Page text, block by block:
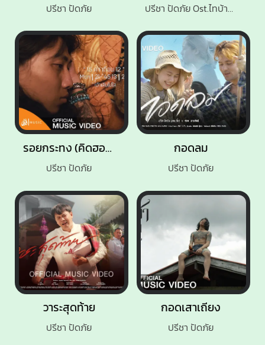
กอดเสาเถียง
ปรีชา ปัดภัย
ปรีชา ปัดภัย Ost.ไทบ้านเดอะซีรีส์ 2
รอยกระทง (คิดฮอดเจ้าหลาย)
ปรีชา ปัดภัย
ปรีชา ปัดภัย
กอดลม
ปรีชา ปัดภัย
วาระสุดท้าย
ปรีชา ปัดภัย